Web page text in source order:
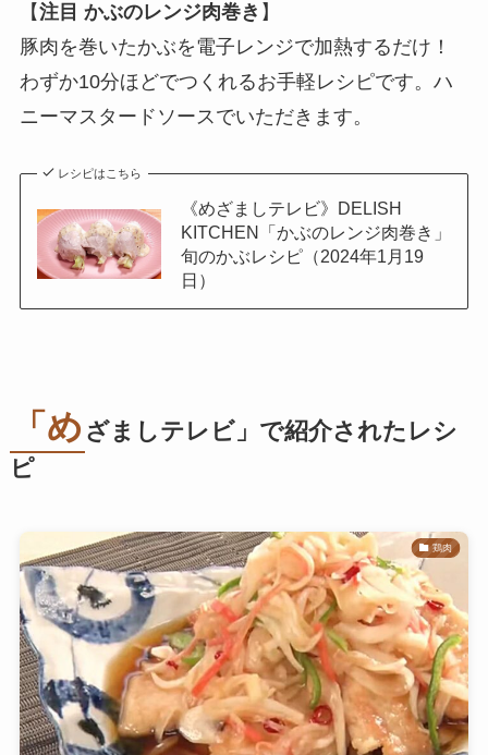
【注目 かぶのレンジ肉巻き 】
豚肉を巻いたかぶを電子レンジで加熱するだけ！
わずか10分ほどでつくれるお手軽レシピです。ハ
ニーマスタードソースでいただきます。
レシピはこちら
《めざましテレビ》DELISH
KITCHEN「かぶのレンジ肉巻き」
旬のかぶレシピ（2024年1月19
日）
「め ざましテレビ」で紹介されたレシ
ピ
鶏肉